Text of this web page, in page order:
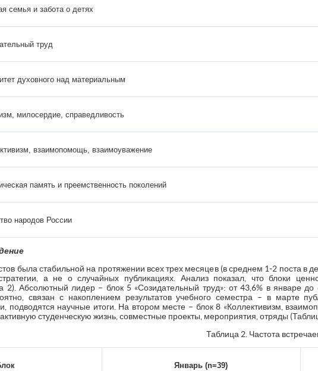
семья и забота о детях
труд
духовного над материальным
милосердие, справедливость
взаимопомощь, взаимоуважение
память и преемственность поколений
народов России
была стабильной на протяжении всех трех месяцев (в среднем 1-2 поста в
а не о случайных публикациях. Анализ показал, что блоки
2). Абсолютный лидер – блок 5 «Созидательный труд»: от 43,6% в январе до
связан с накоплением результатов учебного семестра – в марте
подводятся научные итоги. На втором месте – блок 8 «Коллективизм,
студенческую жизнь, совместные проекты, мероприятия, отряды
Таблица 2. Частота
Январь (n=39)